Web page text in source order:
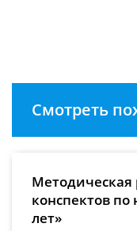
Смотреть
Методическая
конспектов по
лет»